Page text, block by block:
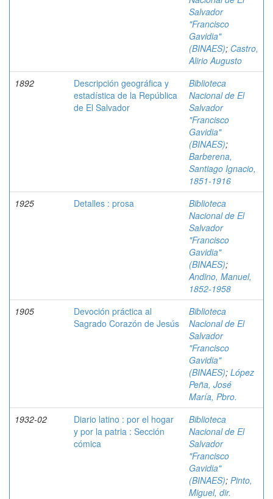
Salvador
"Francisco
Gavidia"
(BINAES); Castro,
Alirio Augusto
1892
Descripción geográfica y
estadística de la República
de El Salvador
Biblioteca
Nacional de El
Salvador
"Francisco
Gavidia"
(BINAES);
Barberena,
Santiago Ignacio,
1851-1916
1925
Detalles : prosa
Biblioteca
Nacional de El
Salvador
"Francisco
Gavidia"
(BINAES);
Andino, Manuel,
1852-1958
1905
Devoción práctica al
Sagrado Corazón de Jesús
Biblioteca
Nacional de El
Salvador
"Francisco
Gavidia"
(BINAES); López
Peña, José
María, Pbro.
1932-02
Diario latino : por el hogar
y por la patria : Sección
cómica
Biblioteca
Nacional de El
Salvador
"Francisco
Gavidia"
(BINAES); Pinto,
Miguel, dir.